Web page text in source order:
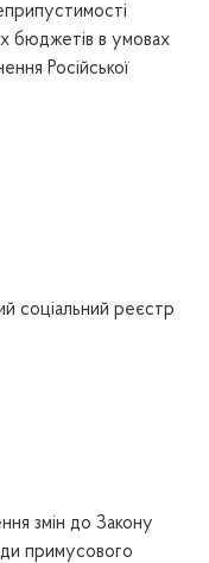
бюджетів в умовах
Російської
соціальний реєстр
змін до Закону
примусового